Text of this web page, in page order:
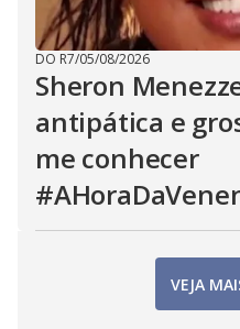
DO R7/05/08/2026
Sheron
antipática e
me conhecer
VEJA